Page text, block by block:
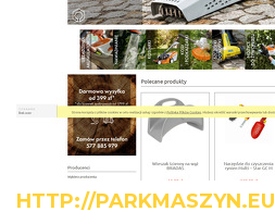
HTTP://PARKMASZYN.EU